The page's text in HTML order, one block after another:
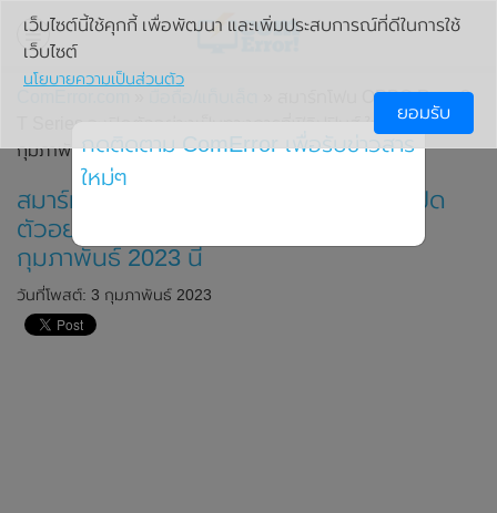
» สมาร์ทโฟน OPPO Reno8
T Series จะเปิดตัวอย่างเป็นทางการที่ฟิลิปปินส์ ในวันที่ 8
กุมภาพันธ์ 2023 นี้
สมาร์ทโฟน OPPO Reno8 T Series จะเปิด
ตัวอย่างเป็นทางการที่ฟิลิปปินส์ ในวันที่ 8
กุมภาพันธ์ 2023 นี้
วันที่โพสต์: 3 กุมภาพันธ์ 2023
เว็บไซต์นี้ใช้คุกกี้ เพื่อพัฒนา และเพิ่มประสบการณ์ที่ดีในการใช้
เว็บไซต์
นโยบายความเป็นส่วนตัว
ยอมรับ
กดติดตาม ComError เพื่อรับข่าวสาร
ใหม่ๆ